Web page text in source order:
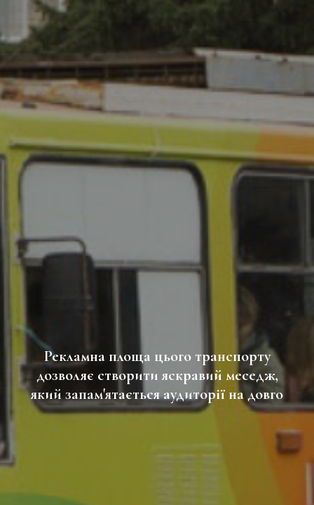
Рекламна площа цього транспорту
дозволяє створити яскравий меседж,
який запам'ятається аудиторії на довго